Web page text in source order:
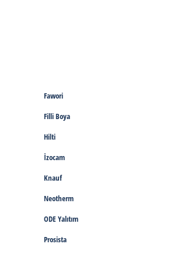
Fawori
Filli Boya
Hilti
İzocam
Knauf
Neotherm
ODE Yalıtım
Prosista